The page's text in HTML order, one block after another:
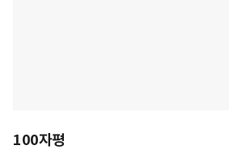
100자평